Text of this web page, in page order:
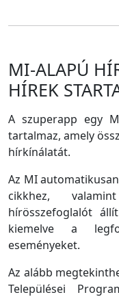
MI-ALAPÚ
HÍREK
A szuperapp egy
tartalmaz, amely
hírkínálatát.
Az MI
cikkhez,
hírösszefoglalót
kiemelve a
eseményeket.
Az alább
Települései